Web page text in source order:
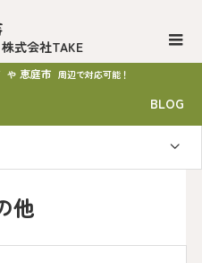
式会社TAKE
や 恵庭市 周辺で対応可能！
BLOG
他